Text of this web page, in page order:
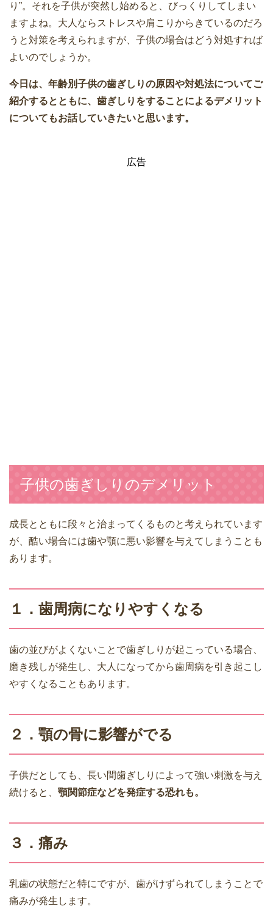
り”。それを子供が突然し始めると、びっくりしてしまい
ますよね。大人ならストレスや肩こりからきているのだろ
うと対策を考えられますが、子供の場合はどう対処すれば
よいのでしょうか。
今日は、年齢別子供の歯ぎしりの原因や対処法についてご
紹介するとともに、歯ぎしりをすることによるデメリット
についてもお話していきたいと思います。
広告
子供の歯ぎしりのデメリット
成長とともに段々と治まってくるものと考えられています
が、酷い場合には歯や顎に悪い影響を与えてしまうことも
あります。
１．歯周病になりやすくなる
歯の並びがよくないことで歯ぎしりが起こっている場合、
磨き残しが発生し、大人になってから歯周病を引き起こし
やすくなることもあります。
２．顎の骨に影響がでる
子供だとしても、長い間歯ぎしりによって強い刺激を与え
続けると、 顎関節症などを発症する恐れも。
３．痛み
乳歯の状態だと特にですが、歯がけずられてしまうことで
痛みが発生します。